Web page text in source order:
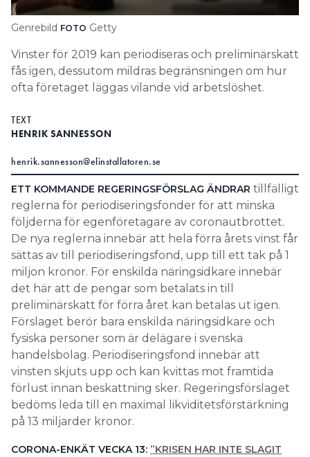
Search for:
SEARCH
Genrebild FOTO Getty
Vinster för 2019 kan periodiseras och preliminärskatt
fås igen, dessutom mildras begränsningen om hur
ofta företaget läggas vilande vid arbetslöshet.
TEXT
HENRIK SANNESSON
henrik.sannesson@elinstallatoren.se
ETT KOMMANDE REGERINGSFÖRSLAG ÄNDRAR tillfälligt
reglerna för periodiseringsfonder för att minska
följderna för egenföretagare av coronautbrottet.
De nya reglerna innebär att hela förra årets vinst får
sättas av till periodiseringsfond, upp till ett tak på 1
miljon kronor. För enskilda näringsidkare innebär
det här att de pengar som betalats in till
preliminärskatt för förra året kan betalas ut igen.
Förslaget berör bara enskilda näringsidkare och
fysiska personer som är delägare i svenska
handelsbolag. Periodiseringsfond innebär att
vinsten skjuts upp och kan kvittas mot framtida
förlust innan beskattning sker. Regeringsförslaget
bedöms leda till en maximal likviditetsförstärkning
på 13 miljarder kronor.
CORONA-ENKÄT VECKA 13: ”KRISEN HAR INTE SLAGIT